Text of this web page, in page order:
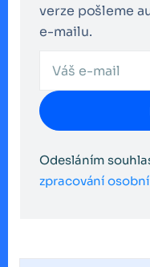
verze pošleme
e-mailu.
Odesláním
zpracování